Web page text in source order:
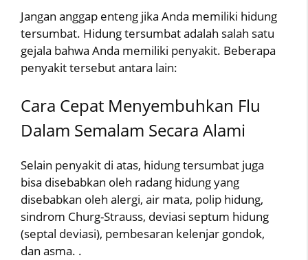
Jangan anggap enteng jika Anda memiliki hidung
tersumbat. Hidung tersumbat adalah salah satu
gejala bahwa Anda memiliki penyakit. Beberapa
penyakit tersebut antara lain:
Cara Cepat Menyembuhkan Flu
Dalam Semalam Secara Alami
Selain penyakit di atas, hidung tersumbat juga
bisa disebabkan oleh radang hidung yang
disebabkan oleh alergi, air mata, polip hidung,
sindrom Churg-Strauss, deviasi septum hidung
(septal deviasi), pembesaran kelenjar gondok,
dan asma. .